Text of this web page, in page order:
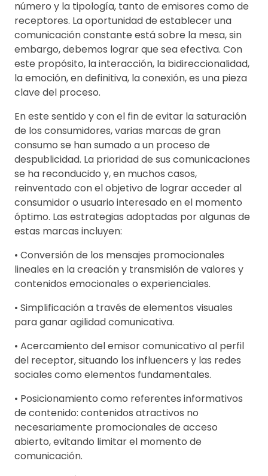
número y la tipología, tanto de emisores como de
receptores. La oportunidad de establecer una
comunicación constante está sobre la mesa, sin
embargo, debemos lograr que sea efectiva. Con
este propósito, la interacción, la bidireccionalidad,
la emoción, en definitiva, la conexión, es una pieza
clave del proceso.
En este sentido y con el fin de evitar la saturación
de los consumidores, varias marcas de gran
consumo se han sumado a un proceso de
despublicidad. La prioridad de sus comunicaciones
se ha reconducido y, en muchos casos,
reinventado con el objetivo de lograr acceder al
consumidor o usuario interesado en el momento
óptimo. Las estrategias adoptadas por algunas de
estas marcas incluyen:
• Conversión de los mensajes promocionales
lineales en la creación y transmisión de valores y
contenidos emocionales o experienciales.
• Simplificación a través de elementos visuales
para ganar agilidad comunicativa.
• Acercamiento del emisor comunicativo al perfil
del receptor, situando los influencers y las redes
sociales como elementos fundamentales.
• Posicionamiento como referentes informativos
de contenido: contenidos atractivos no
necesariamente promocionales de acceso
abierto, evitando limitar el momento de
comunicación.